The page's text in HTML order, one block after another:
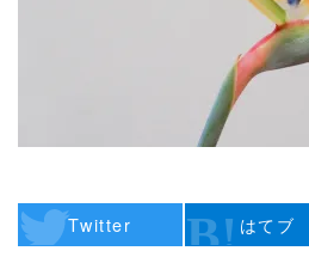
Twitter はてブ